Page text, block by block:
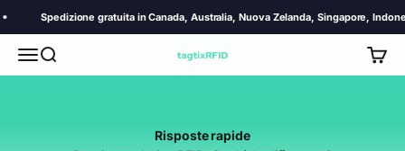
Spedizione gratuita in Canada, Australia, Nuova Zelanda, Singapore, Indonesia,
MenùCerca TagtixRFID
Risposte rapide